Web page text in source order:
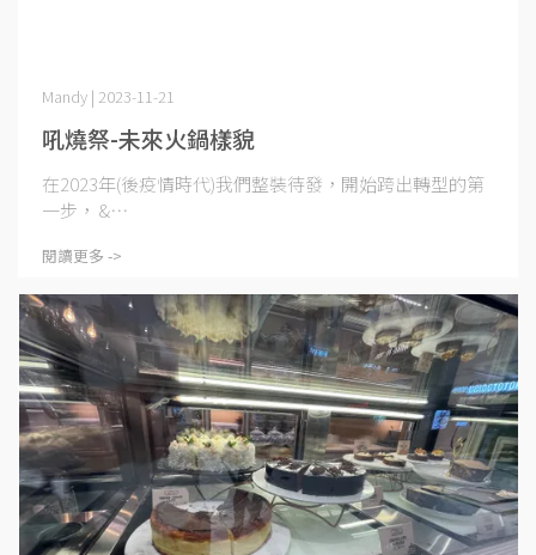
吼燒祭-未來火鍋樣貌
Mandy | 2023-11-21
在2023年(後疫情時代)我們整裝待發，開始跨出轉型的第
一步， &⋯
閱讀更多 ->